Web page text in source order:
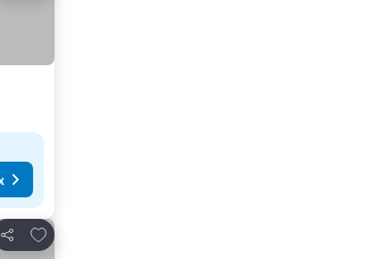
Partager
Ajouter à mes favoris